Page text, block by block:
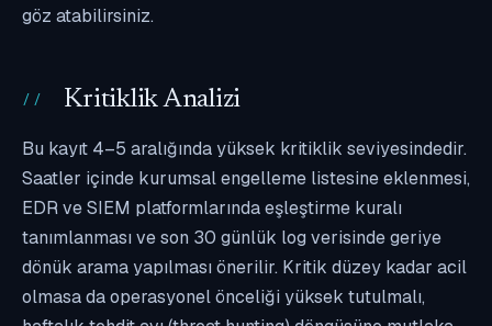
göz atabilirsiniz.
Kritiklik Analizi
Bu kayıt 4–5 aralığında yüksek kritiklik seviyesindedir.
Saatler içinde kurumsal engelleme listesine eklenmesi,
EDR ve SIEM platformlarında eşleştirme kuralı
tanımlanması ve son 30 günlük log verisinde geriye
dönük arama yapılması önerilir. Kritik düzey kadar acil
olmasa da operasyonel önceliği yüksek tutulmalı,